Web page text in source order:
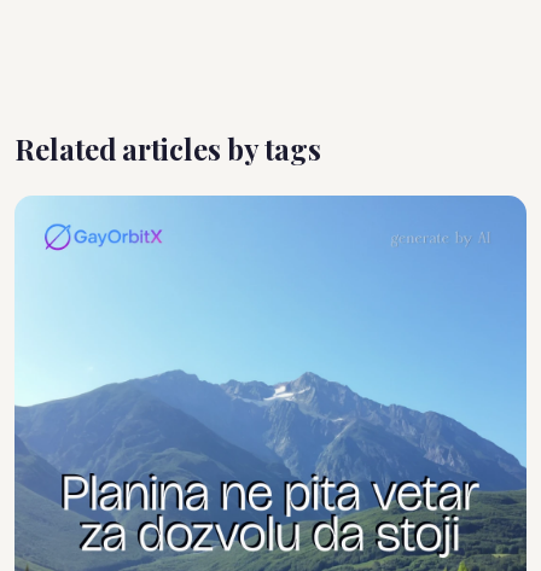
Related articles by tags